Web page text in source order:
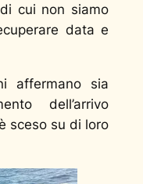
cui non siamo
data e
affermano sia
dell’arrivo
sceso su di loro